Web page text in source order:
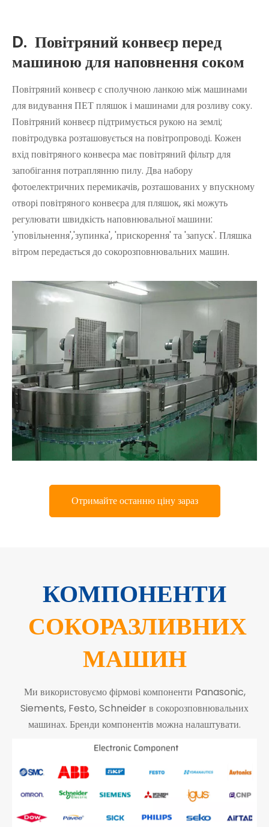
D. Повітряний конвеєр перед
машиною для наповнення соком
Повітряний конвеєр є сполучною ланкою між машинами
для видування ПЕТ пляшок і машинами для розливу соку.
Повітряний конвеєр підтримується рукою на землі;
повітродувка розташовується на повітропроводі. Кожен
вхід повітряного конвеєра має повітряний фільтр для
запобігання потраплянню пилу. Два набору
фотоелектричних перемикачів, розташованих у впускному
отворі повітряного конвеєра для пляшок, які можуть
регулювати швидкість наповнювальної машини:
'уповільнення','зупинка', 'прискорення' та 'запуск'. Пляшка
вітром передається до сокорозповнювальних машин.
Отримайте останню ціну зараз
КОМПОНЕНТИ
СОКОРАЗЛИВНИХ
МАШИН
Ми використовуємо фірмові компоненти Panasonic,
Siements, Festo, Schneider в сокорозповнювальних
машинах. Бренди компонентів можна налаштувати.